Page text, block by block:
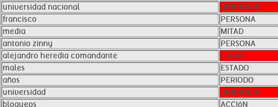
universidad nacional
UNKNOWN
francisco
PERSONA
media
MITAD
antonio zinny
PERSONA
alejandro heredia comandante
LUGAR
males
ESTADO
años
PERIODO
universidad
UNKNOWN
bloqueos
ACCIóN